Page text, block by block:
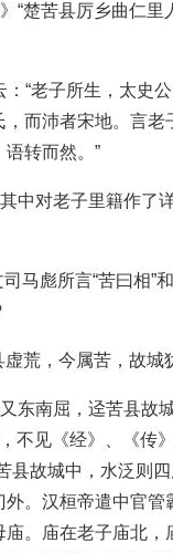
“楚苦县厉乡曲仁
“老子所生，太史
而沛者宋地。言
转而然。”
中对老子里籍作了
马彪所言“苦曰相”
荒，今属苦，故城
东南屈，迳苦县故
不见《经》、《传
故城中，水泛则
。汉桓帝遣中官管
。庙在老子庙北，